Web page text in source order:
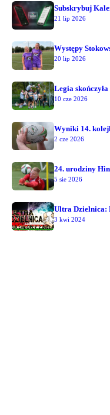
Subskrybuj
21 lip 2026
Występy
20 lip 2026
Legia
10 cze 2026
Wyniki 14.
2 cze 2026
24. urodziny
5 sie 2026
Ultra Dzielnica:
3 kwi 2024